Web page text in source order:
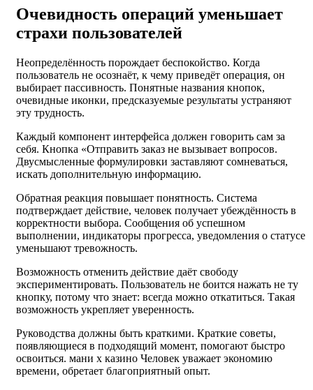
Очевидность операций уменьшает
страхи пользователей
Неопределённость порождает беспокойство. Когда
пользователь не осознаёт, к чему приведёт операция, он
выбирает пассивность. Понятные названия кнопок,
очевидные иконки, предсказуемые результаты устраняют
эту трудность.
Каждый компонент интерфейса должен говорить сам за
себя. Кнопка «Отправить заказ не вызывает вопросов.
Двусмысленные формулировки заставляют сомневаться,
искать дополнительную информацию.
Обратная реакция повышает понятность. Система
подтверждает действие, человек получает убеждённость в
корректности выбора. Сообщения об успешном
выполнении, индикаторы прогресса, уведомления о статусе
уменьшают тревожность.
Возможность отменить действие даёт свободу
экспериментировать. Пользователь не боится нажать не ту
кнопку, потому что знает: всегда можно откатиться. Такая
возможность укрепляет уверенность.
Руководства должны быть краткими. Краткие советы,
появляющиеся в подходящий момент, помогают быстро
освоиться. мани х казино Человек уважает экономию
времени, обретает благоприятный опыт.